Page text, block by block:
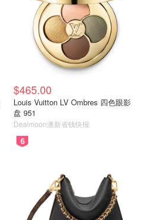
$465.00
Louis Vuitton LV Ombres 四色眼影
盘 951
Dealmoon澳新省钱快报
6